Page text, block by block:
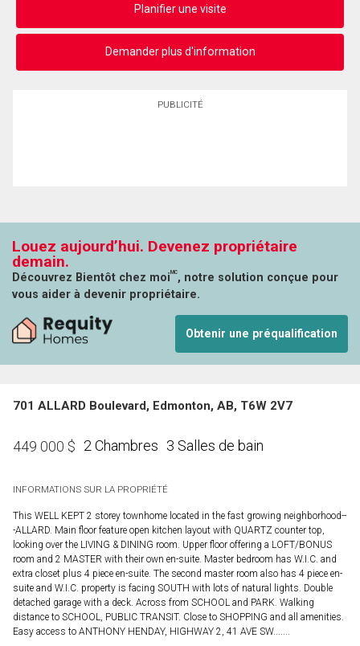
Planifier une visite
Demander plus d'information
PUBLICITÉ
Louez aujourd’hui. Devenez propriétaire
demain.
Découvrez Bientôt chez moi MC, notre solution conçue pour
vous aider à devenir propriétaire.
Obtenir une préqualification
701 ALLARD Boulevard, Edmonton, AB, T6W 2V7
449 000 $ 2 Chambres 3 Salles de bain
INFORMATIONS SUR LA PROPRIÉTÉ
This WELL KEPT 2 storey townhome located in the fast growing neighborhood--
-ALLARD. Main floor feature open kitchen layout with QUARTZ counter top,
looking over the LIVING & DINING room. Upper floor offering a LOFT/BONUS
room and 2 MASTER with their own en-suite. Master bedroom has W.I.C. and
extra closet plus 4 piece en-suite. The second master room also has 4 piece en-
suite and W.I.C. property is facing SOUTH with lots of natural lights. Double
detached garage with a deck. Across from SCHOOL and PARK. Walking
distance to SCHOOL, PUBLIC TRANSIT. Close to SHOPPING and all amenities.
Easy access to ANTHONY HENDAY, HIGHWAY 2, 41 AVE SW.......